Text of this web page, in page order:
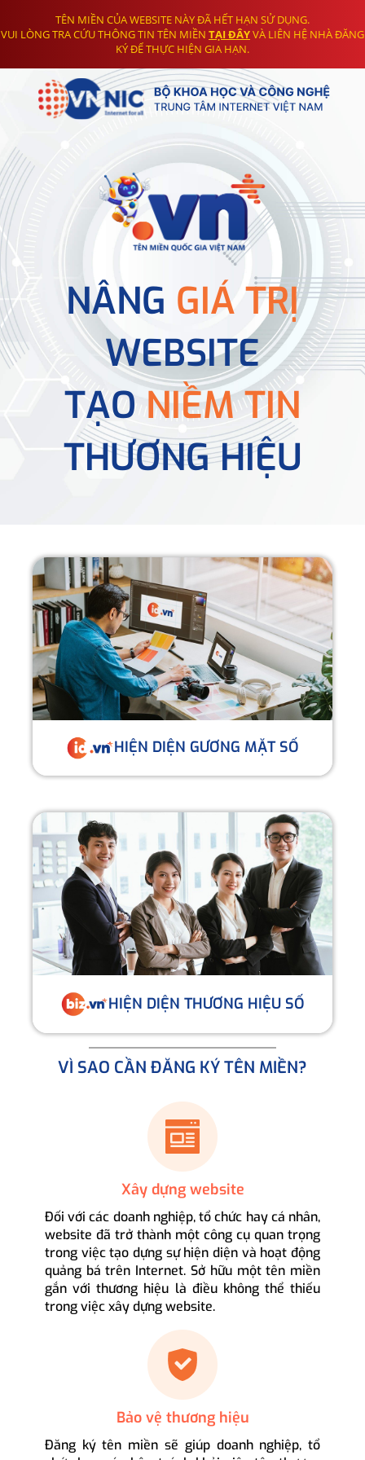
TÊN MIỀN CỦA WEBSITE NÀY ĐÃ HẾT HẠN SỬ DỤNG.
VUI LÒNG TRA CỨU THÔNG TIN TÊN MIỀN TẠI ĐÂYVÀ LIÊN HỆ NHÀ ĐĂNG
KÝ ĐỂ THỰC HIỆN GIA HẠN.
NÂNG GIÁ TRỊ
WEBSITE
TẠONIỀM TIN
THƯƠNG HIỆU
HIỆN DIỆN GƯƠNG MẶT SỐ
HIỆN DIỆN THƯƠNG HIỆU SỐ
VÌ SAO CẦN ĐĂNG KÝ TÊN MIỀN?
Xây dựng website
Đối với các doanh nghiệp, tổ chức hay cá nhân,
website đã trở thành một công cụ quan trọng
trong việc tạo dựng sự hiện diện và hoạt động
quảng bá trên Internet. Sở hữu một tên miền
gắn với thương hiệu là điều không thể thiếu
trong việc xây dựng website.
Bảo vệ thương hiệu
Đăng ký tên miền sẽ giúp doanh nghiệp, tổ